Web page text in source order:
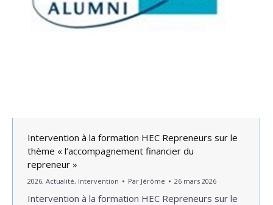
Intervention à la formation HEC Repreneurs sur le
thème « l’accompagnement financier du
repreneur »
2026, Actualité, Intervention Par Jérôme 26 mars 2026
Intervention à la formation HEC Repreneurs sur le